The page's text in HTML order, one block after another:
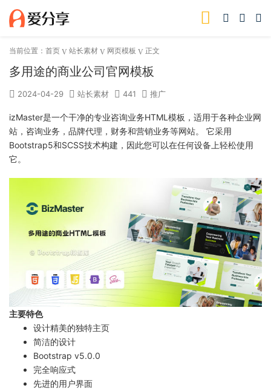
当前位置： 首页 站长素材 网页模板 正文
多用途的商业公司官网模板
2024-04-29 站长素材 441 推广
izMaster是一个干净的专业咨询业务HTML模板，适用于各种企业网
站，咨询业务，品牌代理，财务和营销业务等网站。 它采用
Bootstrap5和SCSS技术构建，因此您可以在任何设备上轻松使用
它。
主要特色
设计精美的独特主页
简洁的设计
Bootstrap v5.0.0
完全响应式
先进的用户界面